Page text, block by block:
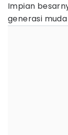
Impian
generasi